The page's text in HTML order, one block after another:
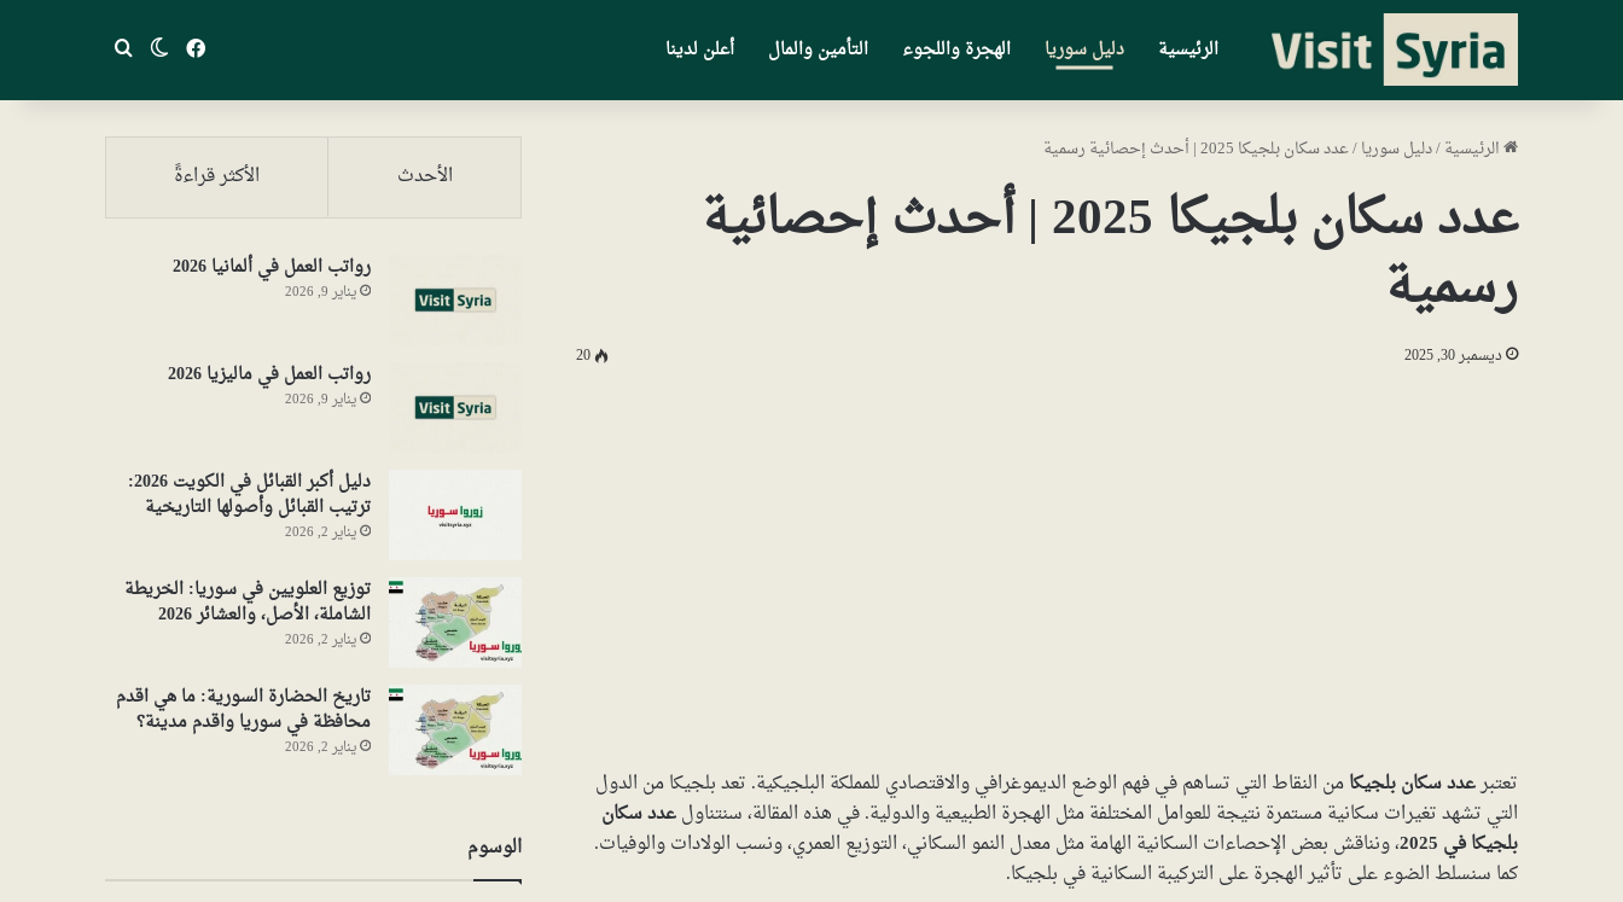
الرئيسية دليل سوريا الهجرة واللجوء التأمين والمال أعلن لدينا فيسبوكالوضع المظلم
بحث عن
الرئيسية/دليل سوريا/عدد سكان بلجيكا 2025 | أحدث إحصائية رسمية
عدد سكان بلجيكا 2025 | أحدث إحصائية
رسمية
ديسمبر 30, 2025 20
تعتبرعدد سكان بلجيكامن النقاط التي تساهم في فهم الوضع الديموغرافي والاقتصادي للمملكة البلجيكية. تعد بلجيكا من الدول
التي تشهد تغيرات سكانية مستمرة نتيجة للعوامل المختلفة مثل الهجرة الطبيعية والدولية. في هذه المقالة، سنتناولعدد سكان
بلجيكا في 2025
، ونناقش بعض الإحصاءات السكانية الهامة مثل معدل النمو السكاني، التوزيع العمري، ونسب الولادات والوفيات.
كما سنسلط الضوء على تأثير الهجرة على التركيبة السكانية في بلجيكا.
الأحدث الأكثر قراءةً
رواتب العمل في ألمانيا 2026
يناير 9, 2026
رواتب العمل في ماليزيا 2026
يناير 9, 2026
دليل أكبر القبائل في الكويت 2026:
ترتيب القبائل وأصولها التاريخية
يناير 2, 2026
توزيع العلويين في سوريا: الخريطة
الشاملة، الأصل، والعشائر 2026
يناير 2, 2026
تاريخ الحضارة السورية: ما هي اقدم
محافظة في سوريا واقدم مدينة؟
يناير 2, 2026
الوسوم